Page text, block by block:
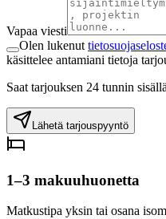
Vapaa viesti
Olen lukenut
käsittelee antamiani tietoja
Saat tarjouksen 24 tunnin
Lähetä tarjouspyyntö
1–3 makuuhuonetta
Matkustipa yksin tai osana